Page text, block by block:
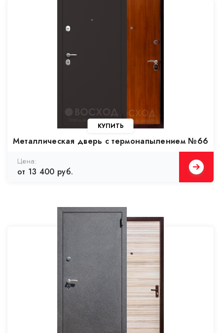
Металлическая дверь с термонапылением №66
от 13 400 руб.